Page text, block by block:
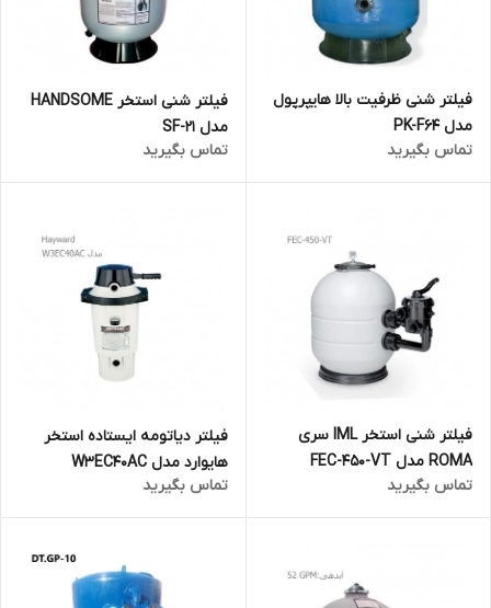
فیلتر شنی ظرفیت بالا هایپرپول
مدل PK-F64
تماس بگیرید
فیلتر شنی استخر HANDSOME
مدل SF-21
تماس بگیرید
فیلتر شنی استخر IML سری
ROMA مدل FEC-450-VT
تماس بگیرید
فیلتر دیاتومه ایستاده استخر
هایوارد مدل W3EC40AC
تماس بگیرید